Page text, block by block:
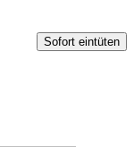
Sofort eintüten